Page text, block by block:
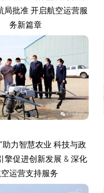
局批准 开启航空运营服
务新篇章
2026-08-08 00:56:01
助力智慧农业 科技与政
擎促进创新发展 & 深化
运营支持服务
2026-08-08 19:50:13